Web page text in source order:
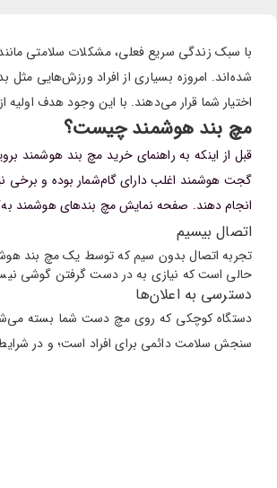
با سبک زندگی سریع فعلی، مشکلات سلامتی
شده‌اند. امروزه بسیاری از افراد ورزش‌هایی مثل
اختیار شما قرار می‌دهند. با این وجود هدف
مچ بند هوشمند چیست؟
قبل از اینکه به راهنمای خرید مچ بند هوشمند
گجت هوشمند اغلب دارای گام‌شمار بوده و برخی
انجام دهند. صفحه نمایش مچ بندهای هوشمند
اتصال بیسیم
تجربه اتصال بدون سیم که توسط یک مچ بند
حالی است که نیازی به در دست گرفتن گوشی
دسترسی به اعلان‌ها
دستگاه کوچکی که روی مچ دست شما بسته
سنجش سلامت دائمی برای افراد است؛ و در